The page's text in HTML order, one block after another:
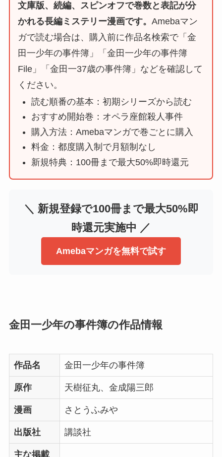
文庫版、続編、スピンオフで巻数と表記が分
かれる長編ミステリー漫画です。 Amebaマン
ガで読む場合は、購入前に作品名検索で「金
田一少年の事件簿」「金田一少年の事件簿
File」「金田一37歳の事件簿」などを確認して
ください。
読む順番の基本：初期シリーズから読む
おすすめ開始巻：オペラ座館殺人事件
購入方法：Amebaマンガで巻ごとに購入
料金：都度購入制で月額制なし
新規特典：100冊まで最大50%即時還元
＼ 新規登録で100冊まで最大50%即
時還元実施中 ／
Amebaマンガを無料で試す
金田一少年の事件簿の作品情報
作品名 金田一少年の事件簿
原作 天樹征丸、金成陽三郎
漫画 さとうふみや
出版社 講談社
主な掲載